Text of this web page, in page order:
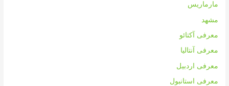
مارماریس
مشهد
معرفی آکتائو
معرفی آنتالیا
معرفی اردبیل
معرفی استانبول